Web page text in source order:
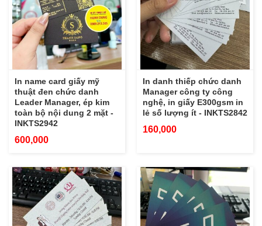
In name card giấy mỹ
thuật đen chức danh
Leader Manager, ép kim
toàn bộ nội dung 2 mặt -
INKTS2942
600,000
In danh thiếp chức danh
Manager công ty công
nghệ, in giấy E300gsm in
lẻ số lượng ít - INKTS2842
160,000